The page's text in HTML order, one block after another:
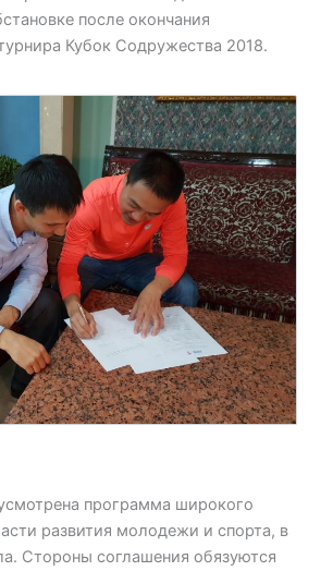
после окончания
Кубок Содружества 2018.
программа широкого
развития молодежи и спорта, в
Стороны соглашения обязуются